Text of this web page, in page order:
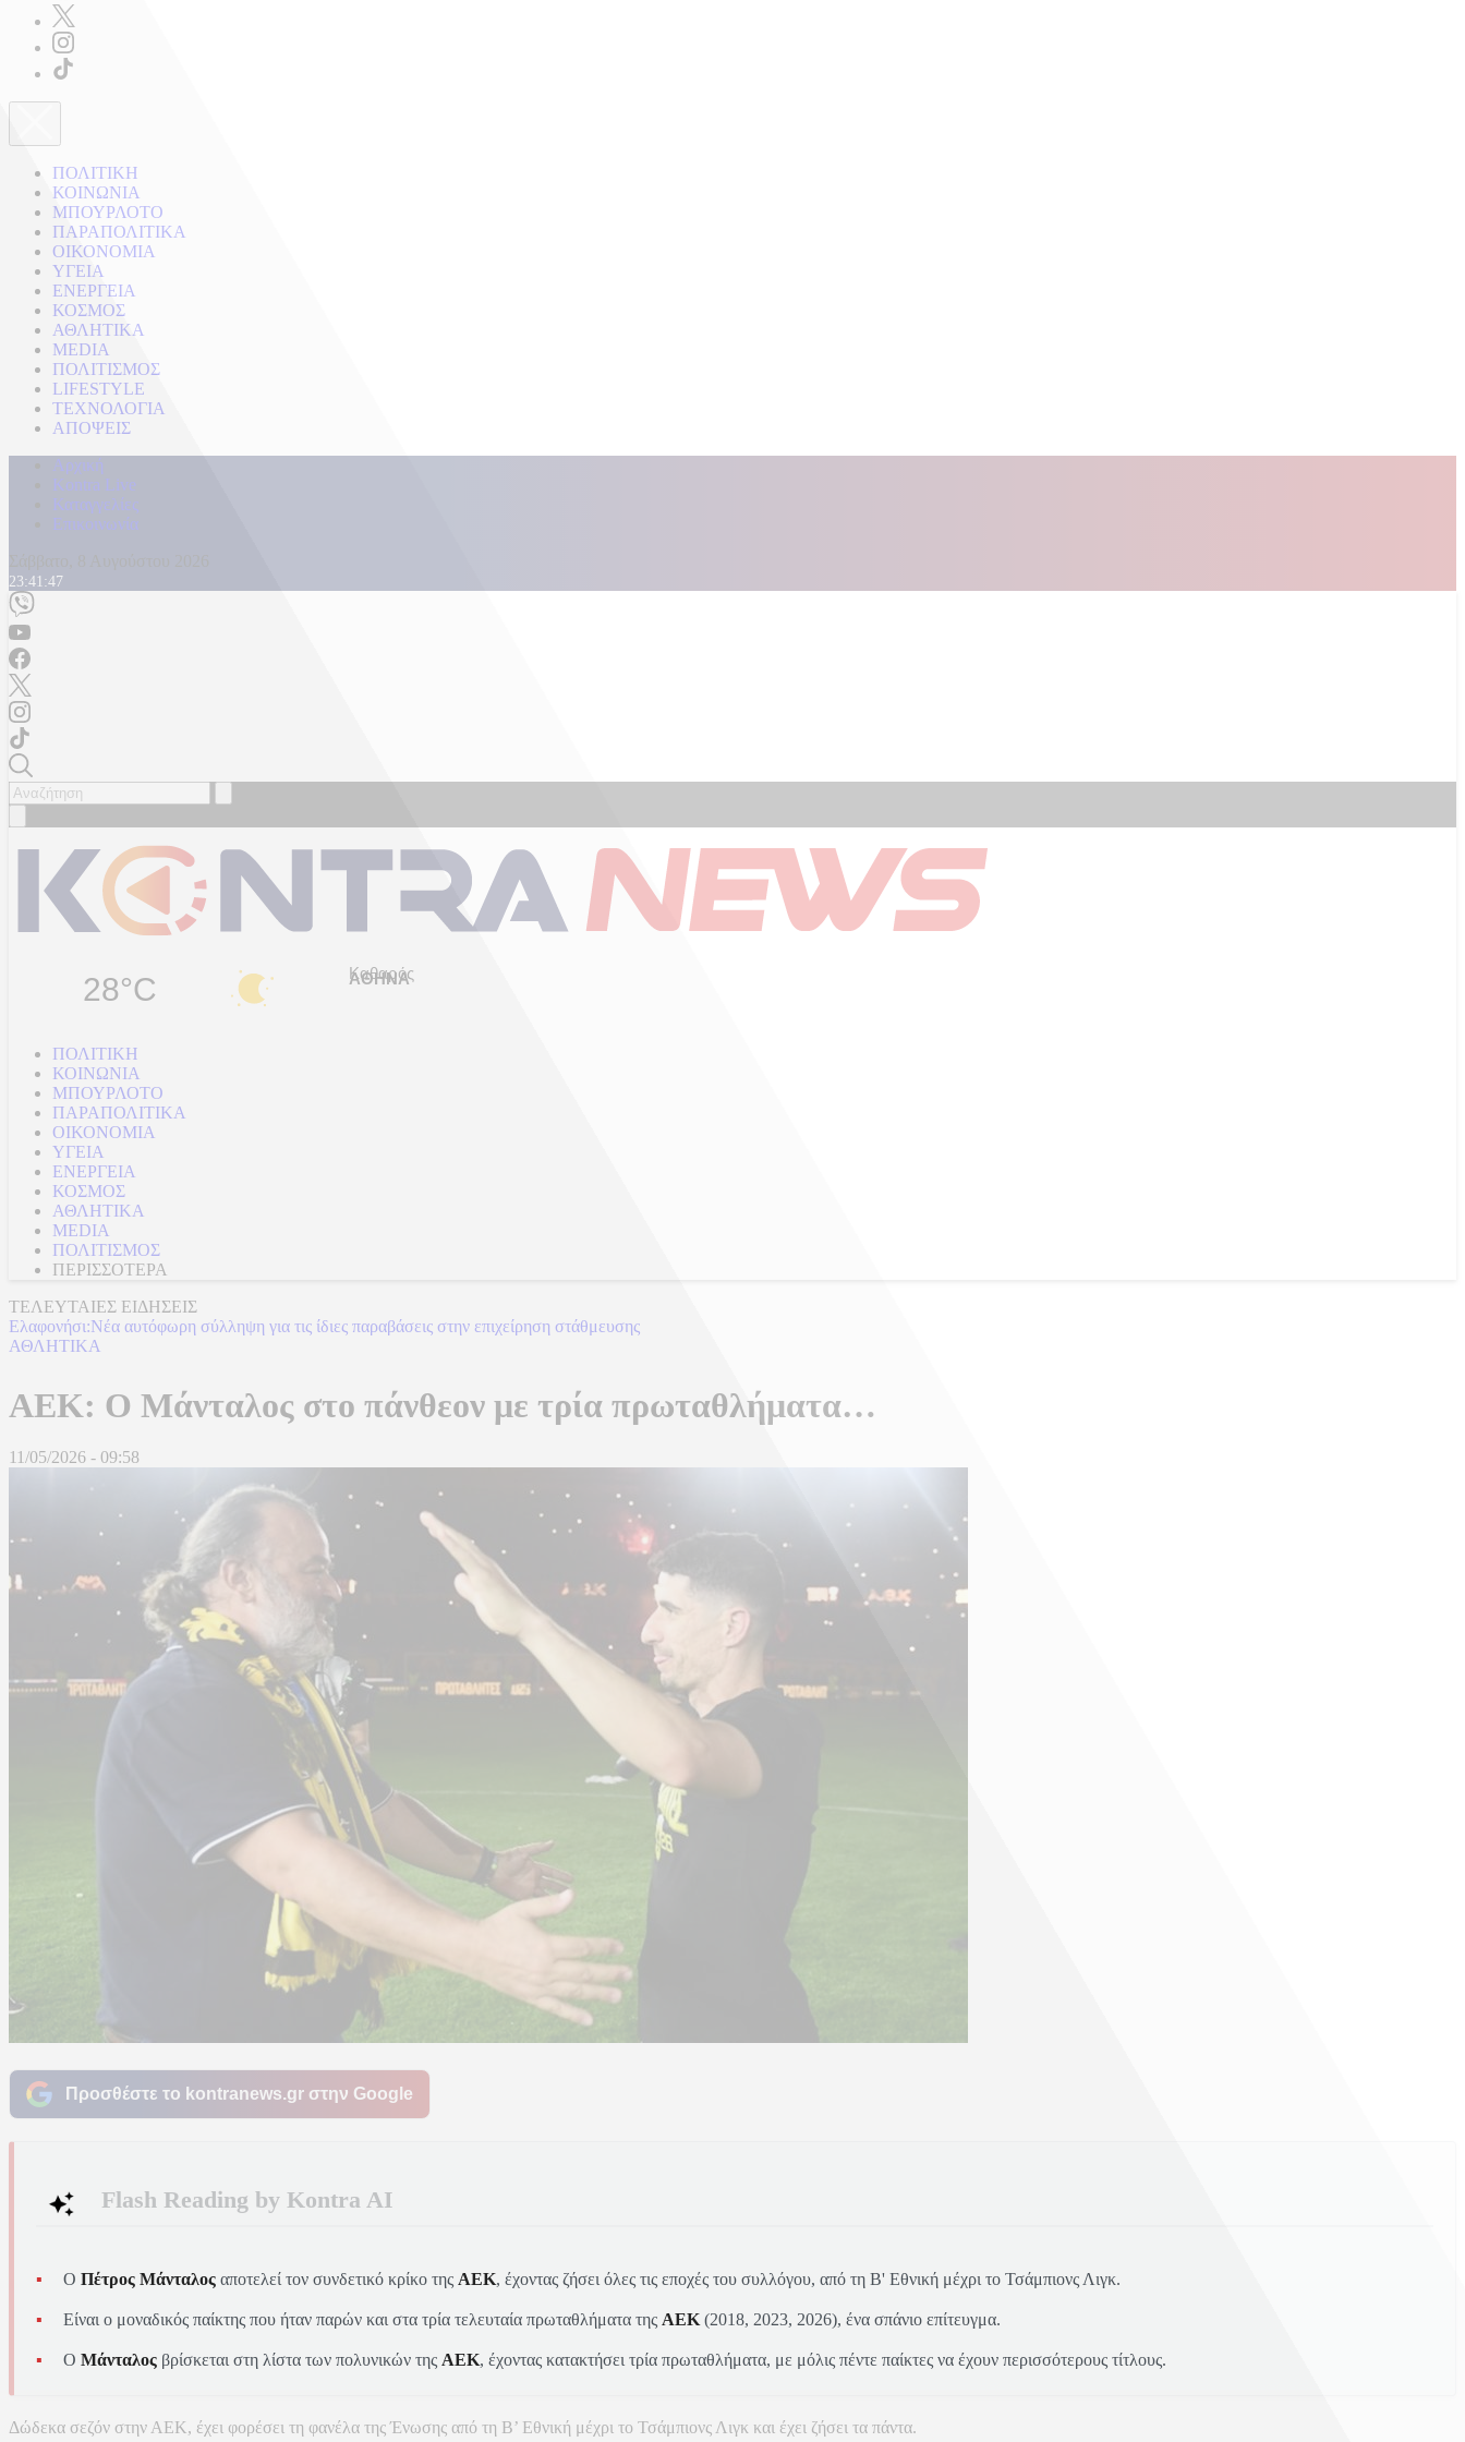
ΠΟΛΙΤΙΚΗ
ΚΟΙΝΩΝΙΑ
ΜΠΟΥΡΛΟΤΟ
ΠΑΡΑΠΟΛΙΤΙΚΑ
ΟΙΚΟΝΟΜΙΑ
ΥΓΕΙΑ
ΕΝΕΡΓΕΙΑ
ΚΟΣΜΟΣ
ΑΘΛΗΤΙΚΑ
MEDIA
ΠΟΛΙΤΙΣΜΟΣ
LIFESTYLE
ΤΕΧΝΟΛΟΓΙΑ
ΑΠΟΨΕΙΣ
Αρχική
Kontra Live
Καταγγελίες
Επικοινωνία
23:41:49
28°C Καθαρός
ΠΟΛΙΤΙΚΗ
ΚΟΙΝΩΝΙΑ
ΜΠΟΥΡΛΟΤΟ
ΠΑΡΑΠΟΛΙΤΙΚΑ
ΟΙΚΟΝΟΜΙΑ
ΥΓΕΙΑ
ΕΝΕΡΓΕΙΑ
ΚΟΣΜΟΣ
ΑΘΛΗΤΙΚΑ
MEDIA
ΠΟΛΙΤΙΣΜΟΣ
ΠΕΡΙΣΣΟΤΕΡΑ
ΤΕΛΕΥΤΑΙΕΣ ΕΙΔΗΣΕΙΣ
Ελαφονήσι:Νέα αυτόφωρη σύλληψη για τις ίδιες παραβάσεις στην επιχείρηση στάθμευσης
ΑΘΛΗΤΙΚΑ
ΑΕΚ: Ο Μάνταλος στο πάνθεον με τρία πρωταθλήματα…
11/05/2026 - 09:58
Προσθέστε το kontranews.gr στην Google
Flash Reading by Kontra AI
Ο Πέτρος Μάνταλος αποτελεί τον συνδετικό κρίκο της ΑΕΚ, έχοντας ζήσει όλες τις εποχές του συλλόγου, από τη Β' Εθνική μέχρι το Τσάμπιονς Λιγκ.
Είναι ο μοναδικός παίκτης που ήταν παρών και στα τρία τελευταία πρωταθλήματα της ΑΕΚ (2018, 2023, 2026), ένα σπάνιο επίτευγμα.
Ο Μάνταλος βρίσκεται στη λίστα των πολυνικών της ΑΕΚ, έχοντας κατακτήσει τρία πρωταθλήματα, με μόλις πέντε παίκτες να έχουν περισσότερους τίτλους.
Δώδεκα σεζόν στην ΑΕΚ, έχει φορέσει τη φανέλα της Ένωσης από τη Β’ Εθνική μέχρι το Τσάμπιονς Λιγκ και έχει ζήσει τα πάντα.